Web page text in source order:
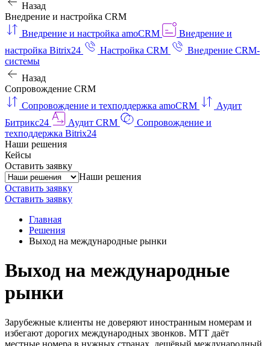
Назад
Внедрение и настройка CRM
Внедрение и настройка amoCRM
Внедрение и
настройка Bitrix24
Настройка CRM
Внедрение CRM-
системы
Назад
Сопровождение CRM
Сопровождение и техподдержка amoCRM
Аудит
Битрикс24
Аудит CRM
Сопровождение и
техподдержка Bitrix24
Наши решения
Кейсы
Оставить заявку
Наши решения
Оставить заявку
Оставить заявку
Главная
Решения
Выход на международные рынки
Выход на международные
рынки
Зарубежные клиенты не доверяют иностранным номерам и
избегают дорогих международных звонков. МТТ даёт
местные номера в нужных странах, дешёвый международный